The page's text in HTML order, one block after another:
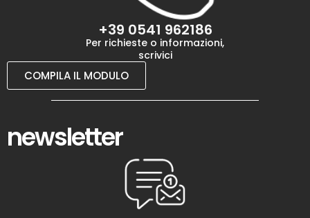
+39 0541 962186
Per richieste o informazioni,
scrivici
COMPILA IL MODULO
newsletter